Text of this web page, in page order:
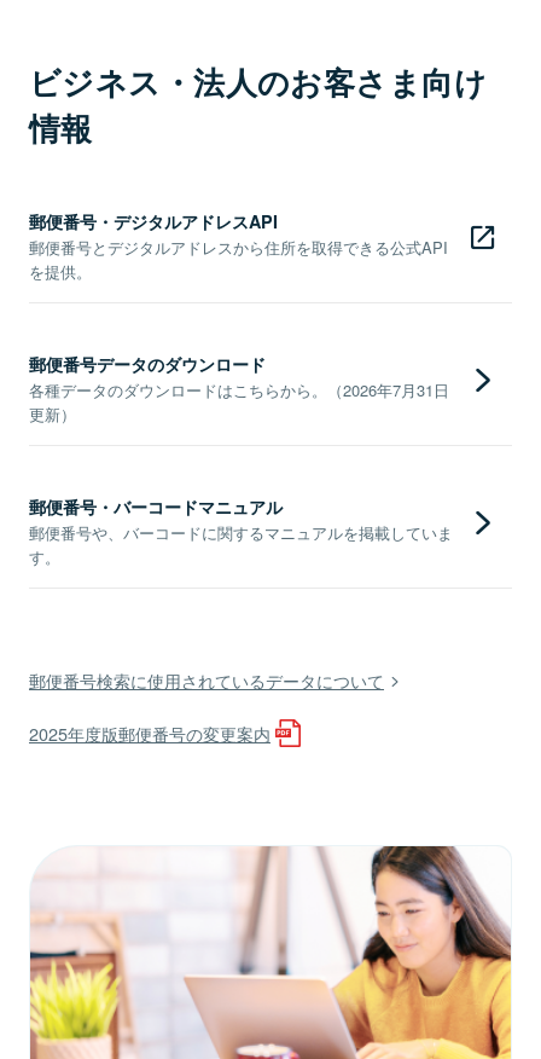
ビジネス・法人のお客さま向け
情報
郵便番号・デジタルアドレスAPI
郵便番号とデジタルアドレスから住所を取得できる公式API
を提供。
郵便番号データのダウンロード
各種データのダウンロードはこちらから。（2026年7月31日
更新）
郵便番号・バーコードマニュアル
郵便番号や、バーコードに関するマニュアルを掲載していま
す。
郵便番号検索に使用されているデータについて
2025年度版郵便番号の変更案内